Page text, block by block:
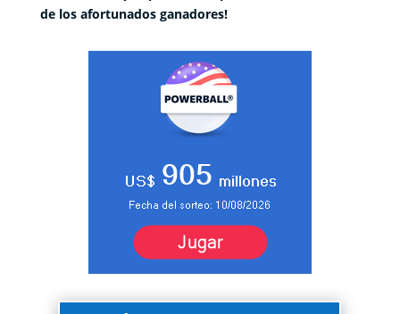
de los afortunados ganadores!